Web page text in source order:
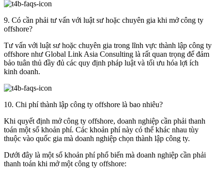
9. Có cần phải tư vấn với luật sư hoặc chuyên gia khi mở công ty
offshore?
Tư vấn với luật sư hoặc chuyên gia trong lĩnh vực thành lập công ty
offshore như Global Link Asia Consulting là rất quan trọng để đảm
bảo tuân thủ đầy đủ các quy định pháp luật và tối ưu hóa lợi ích
kinh doanh.
10. Chi phí thành lập công ty offshore là bao nhiêu?
Khi quyết định mở công ty offshore, doanh nghiệp cần phải thanh
toán một số khoản phí. Các khoản phí này có thể khác nhau tùy
thuộc vào quốc gia mà doanh nghiệp chọn thành lập công ty.
Dưới đây là một số khoản phí phổ biến mà doanh nghiệp cần phải
thanh toán khi mở một công ty offshore: